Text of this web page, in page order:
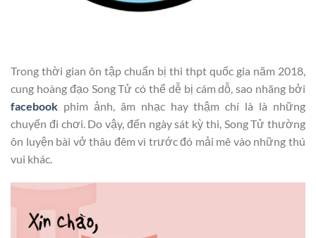
Trong thời gian ôn tập chuẩn bị thi thpt quốc gia năm 2018,
cung hoàng đạo Song Tử có thể dễ bị cám dỗ, sao nhãng bởi
facebook phim ảnh, âm nhạc hay thậm chí là là những
chuyến đi chơi. Do vậy, đến ngày sát kỳ thi, Song Tử thường
ôn luyện bài vở thâu đêm vì trước đó mải mê vào những thú
vui khác.